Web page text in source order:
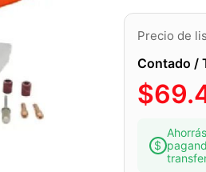
Precio de
Contado /
$
Ahorrás